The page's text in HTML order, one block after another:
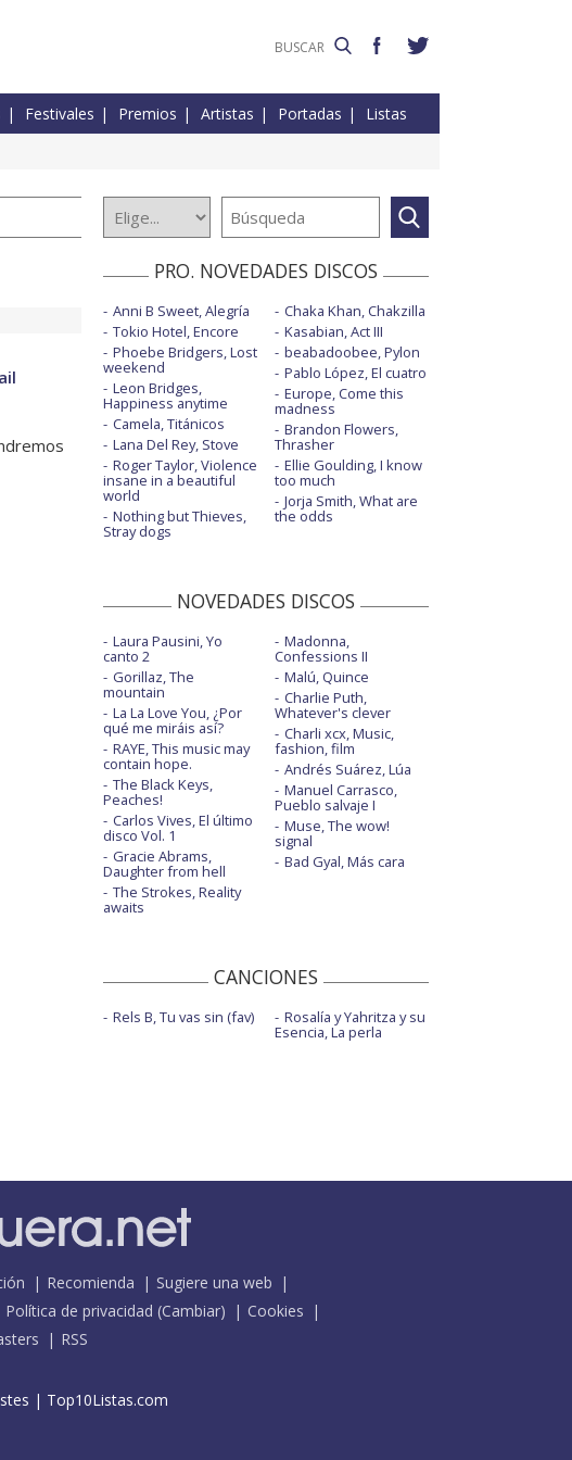
Festivales Premios Artistas Portadas Listas
PRO. NOVEDADES DISCOS
Anni B Sweet, Alegría
Tokio Hotel, Encore
Phoebe Bridgers, Lost
weekend
Leon Bridges,
Happiness anytime
Camela, Titánicos
Lana Del Rey, Stove
Roger Taylor, Violence
insane in a beautiful
world
Nothing but Thieves,
Stray dogs
Chaka Khan, Chakzilla
Kasabian, Act III
beabadoobee, Pylon
Pablo López, El cuatro
Europe, Come this
madness
Brandon Flowers,
Thrasher
Ellie Goulding, I know
too much
Jorja Smith, What are
the odds
NOVEDADES DISCOS
Laura Pausini, Yo
canto 2
Gorillaz, The
mountain
La La Love You, ¿Por
qué me miráis así?
RAYE, This music may
contain hope.
The Black Keys,
Peaches!
Carlos Vives, El último
disco Vol. 1
Gracie Abrams,
Daughter from hell
The Strokes, Reality
awaits
Madonna,
Confessions II
Malú, Quince
Charlie Puth,
Whatever's clever
Charli xcx, Music,
fashion, film
Andrés Suárez, Lúa
Manuel Carrasco,
Pueblo salvaje I
Muse, The wow!
signal
Bad Gyal, Más cara
CANCIONES
Rels B, Tu vas sin (fav) Rosalía y Yahritza y su
Esencia, La perla
Recomienda
Sugiere una web
Política de privacidad (Cambiar)
Cookies
RSS
| Top10Listas.com